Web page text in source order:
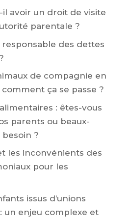
avoir un droit de visite
parentale ?
des dettes
de compagnie en
ça se passe ?
: êtes-vous
parents ou beaux-
?
les inconvénients des
pour les
issus d’unions
un enjeu complexe et